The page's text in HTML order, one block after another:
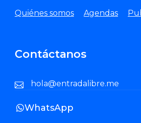
Quiénes somos
Agendas
Contáctanos
hola@entradalibre.me
WhatsApp